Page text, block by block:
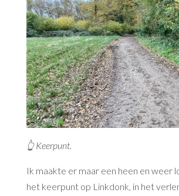
👆 Keerpunt.
Ik maakte er maar een heen en weer
het keerpunt op Linkdonk, in het